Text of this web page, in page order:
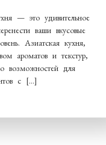
— это удивительное
ваши вкусовые
Азиатская кухня,
ароматов и текстур,
возможностей для
с […]